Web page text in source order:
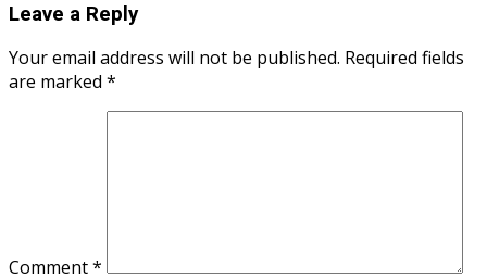
Leave a Reply
Your email address will not be published. Required fields
are marked *
Comment*